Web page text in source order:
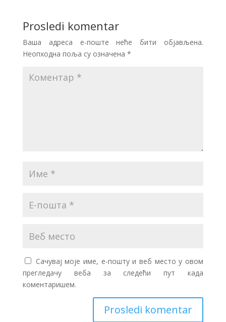
Prosledi komentar
Ваша адреса е-поште неће бити објављена.
Неопходна поља су означена *
Сачувај моје име, е-пошту и веб место у овом
прегледачу веба за следећи пут када
коментаришем.